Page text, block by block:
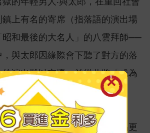
上有名的寄席（指落語的演出場
昭和最後的大名人」的八雲拜師──
與太郎因緣際會下聽了對方的落
演出難以忘懷，並從此將「成為
目標，開啟全新的人生。
統技藝的深刻描繪，這部作品更